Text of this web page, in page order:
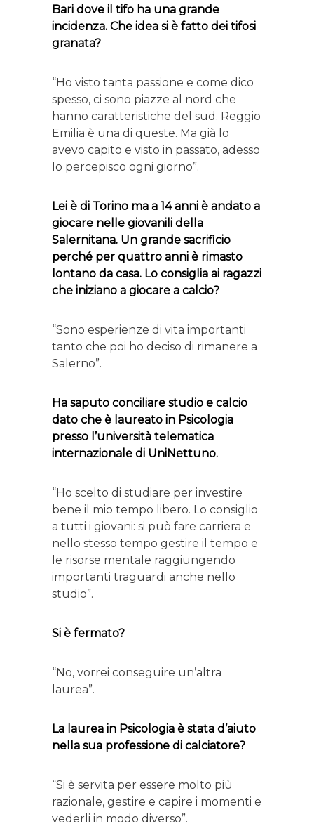
Bari dove il tifo ha una grande
incidenza. Che idea si è fatto dei tifosi
granata?
“Ho visto tanta passione e come dico
spesso, ci sono piazze al nord che
hanno caratteristiche del sud. Reggio
Emilia è una di queste. Ma già lo
avevo capito e visto in passato, adesso
lo percepisco ogni giorno”.
Lei è di Torino ma a 14 anni è andato a
giocare nelle giovanili della
Salernitana. Un grande sacrificio
perché per quattro anni è rimasto
lontano da casa. Lo consiglia ai ragazzi
che iniziano a giocare a calcio?
“Sono esperienze di vita importanti
tanto che poi ho deciso di rimanere a
Salerno”.
Ha saputo conciliare studio e calcio
dato che è laureato in Psicologia
presso l’università telematica
internazionale di UniNettuno.
“Ho scelto di studiare per investire
bene il mio tempo libero. Lo consiglio
a tutti i giovani: si può fare carriera e
nello stesso tempo gestire il tempo e
le risorse mentale raggiungendo
importanti traguardi anche nello
studio”.
Si è fermato?
“No, vorrei conseguire un’altra
laurea”.
La laurea in Psicologia è stata d’aiuto
nella sua professione di calciatore?
“Si è servita per essere molto più
razionale, gestire e capire i momenti e
vederli in modo diverso”.